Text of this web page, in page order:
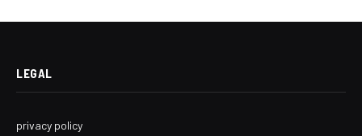
LEGAL
privacy policy